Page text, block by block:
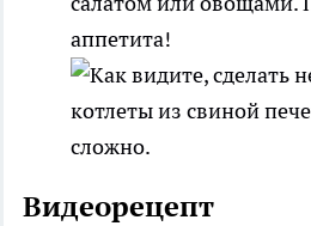
аппетита!
Видеорецепт